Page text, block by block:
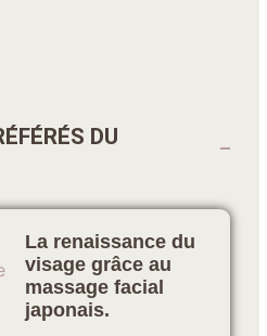
DU
La renaissance du
visage grâce au
massage facial
japonais.